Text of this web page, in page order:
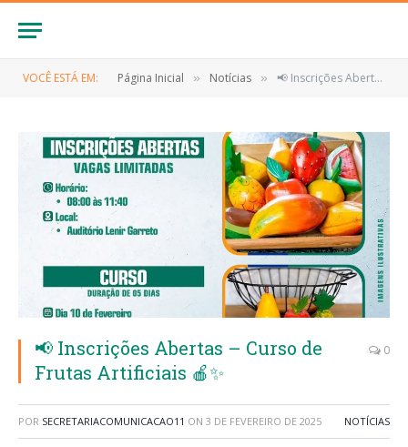
VOCÊ ESTÁ EM: Página Inicial » Notícias » 📢 Inscrições Abertas – Curso de Frutas Artificiais 🍎✨
📢 Inscrições Abertas – Curso de
Frutas Artificiais 🍎✨
0
POR SECRETARIACOMUNICACAO11 ON 3 DE FEVEREIRO DE 2025 NOTÍCIAS